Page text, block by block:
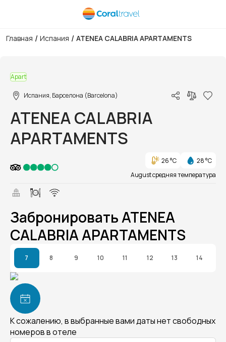
Главная / Испания / ATENEA CALABRIA APARTAMENTS
Apart
Испания, Барселона (Barcelona)
ATENEA CALABRIA
APARTAMENTS
26 °C
28 °C
August средняя температура
Забронировать ATENEA
CALABRIA APARTAMENTS
7 8 9 10 11 12 13 14
К сожалению, в выбранные вами даты нет свободных
номеров в отеле